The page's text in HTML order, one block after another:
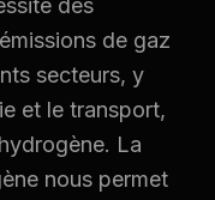
des
de gaz
secteurs, y
et le transport,
La
nous permet